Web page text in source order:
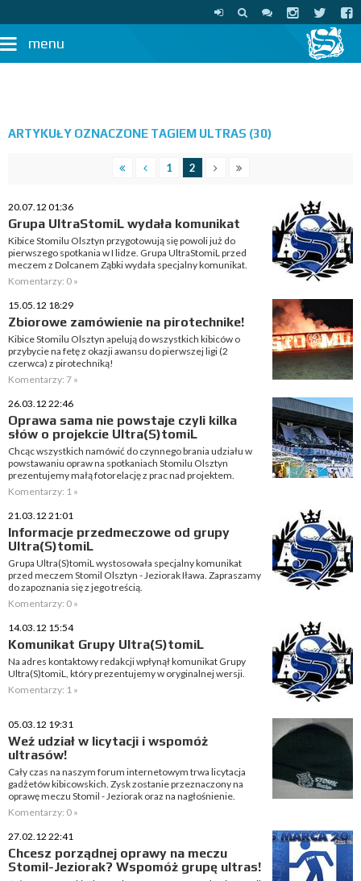
menu
ARTYKUŁY OZNACZONE TAGIEM ULTRAS (30)
1 2
20.07.12 01:36
Grupa UltraStomiL wydała komunikat
Kibice Stomilu Olsztyn przygotowują się powoli już do
pierwszego spotkania w I lidze. Grupa UltraStomiL przed
meczem z Dolcanem Ząbki wydała specjalny komunikat.
Komentarzy: 0 »
15.05.12 18:29
Zbiorowe zamówienie na pirotechnike!
Kibice Stomilu Olsztyn apelują do wszystkich kibiców o
przybycie na fetę z okazji awansu do pierwszej ligi (2
czerwca) z pirotechniką!
Komentarzy: 7 »
26.03.12 22:46
Oprawa sama nie powstaje czyli kilka
słów o projekcie Ultra(S)tomiL
Chcąc wszystkich namówić do czynnego brania udziału w
powstawaniu opraw na spotkaniach Stomilu Olsztyn
prezentujemy małą fotorelację z prac nad projektem.
Komentarzy: 1 »
21.03.12 21:01
Informacje przedmeczowe od grupy
Ultra(S)tomiL
Grupa Ultra(S)tomiL wystosowała specjalny komunikat
przed meczem Stomil Olsztyn - Jeziorak Iława. Zapraszamy
do zapoznania się z jego treścią.
Komentarzy: 0 »
14.03.12 15:54
Komunikat Grupy Ultra(S)tomiL
Na adres kontaktowy redakcji wpłynął komunikat Grupy
Ultra(S)tomiL, który prezentujemy w oryginalnej wersji.
Komentarzy: 1 »
05.03.12 19:31
Weź udział w licytacji i wspomóż
ultrasów!
Cały czas na naszym forum internetowym trwa licytacja
gadżetów kibicowskich. Zysk zostanie przeznaczony na
oprawę meczu Stomil - Jeziorak oraz na nagłośnienie.
Komentarzy: 0 »
27.02.12 22:41
Chcesz porządnej oprawy na meczu
Stomil-Jeziorak? Wspomóż grupę ultras!